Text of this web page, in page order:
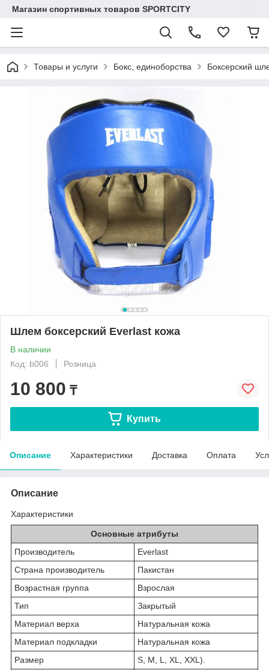
Магазин спортивных товаров SPORTCITY
Товары и услуги Бокс, единоборства Боксерский
Шлем боксерский Everlast кожа
В наличии
Код: b006
Розница
10 800 ₸
Купить
Описание Характеристики Доставка Оплата
Описание
Характеристики
Основные атрибуты
Производитель
Everlast
Страна производитель
Пакистан
Возрастная группа
Взрослая
Тип
Закрытый
Материал верха
Натуральная кожа
Материал подкладки
Натуральная кожа
Размер
S, M, L, XL, XXL).